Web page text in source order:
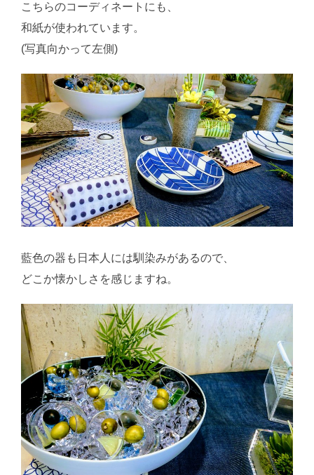
こちらのコーディネートにも、
和紙が使われています。
(写真向かって左側)
藍色の器も日本人には馴染みがあるので、
どこか懐かしさを感じますね。